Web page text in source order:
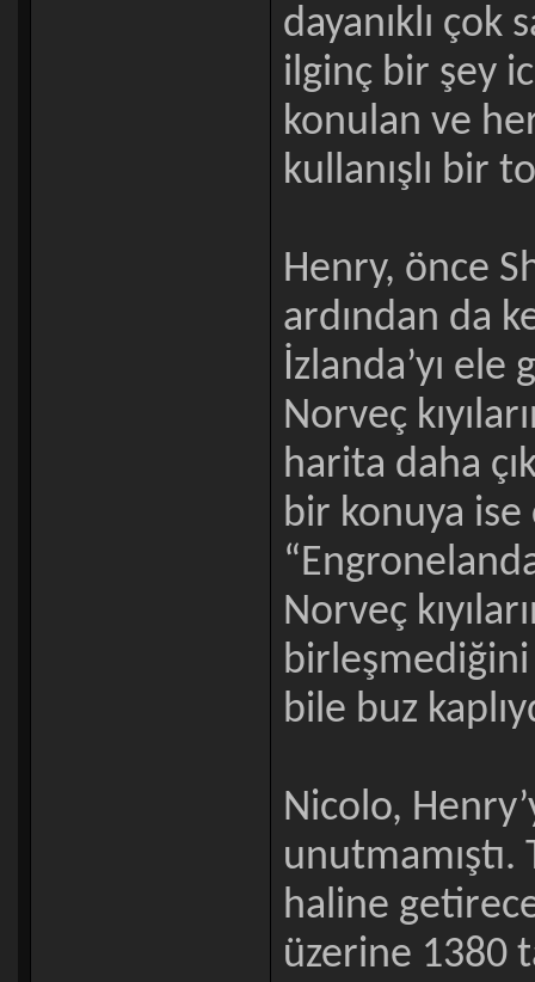
dayanıklı çok
ilginç bir şey
konulan ve
kullanışlı bir
Henry, önce
ardından da
İzlanda’yı
Norveç
harita daha
bir konuya
Norveç
birleşmediğini
bile buz
Nicolo,
haline
üzerine 1380